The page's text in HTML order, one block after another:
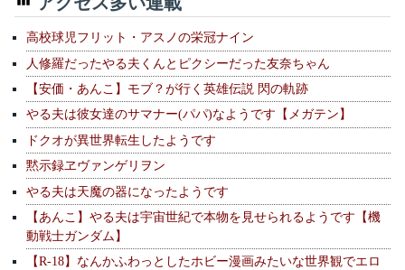
高校球児フリット・アスノの栄冠ナイン
人修羅だったやる夫くんとピクシーだった友奈ちゃん
【安価・あんこ】モブ？が行く英雄伝説 閃の軌跡
やる夫は彼女達のサマナー(パパ)なようです【メガテン】
ドクオが異世界転生したようです
黙示録ヱヴァンゲリヲン
やる夫は天魔の器になったようです
【あんこ】やる夫は宇宙世紀で本物を見せられるようです【機
動戦士ガンダム】
【R-18】なんかふわっとしたホビー漫画みたいな世界観でエロ